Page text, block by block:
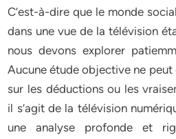
C’est-à-dire que le monde
dans une vue de la télévision
nous devons explorer
Aucune étude objective ne
sur les déductions ou les
il s’agit de la télévision
une analyse profonde et